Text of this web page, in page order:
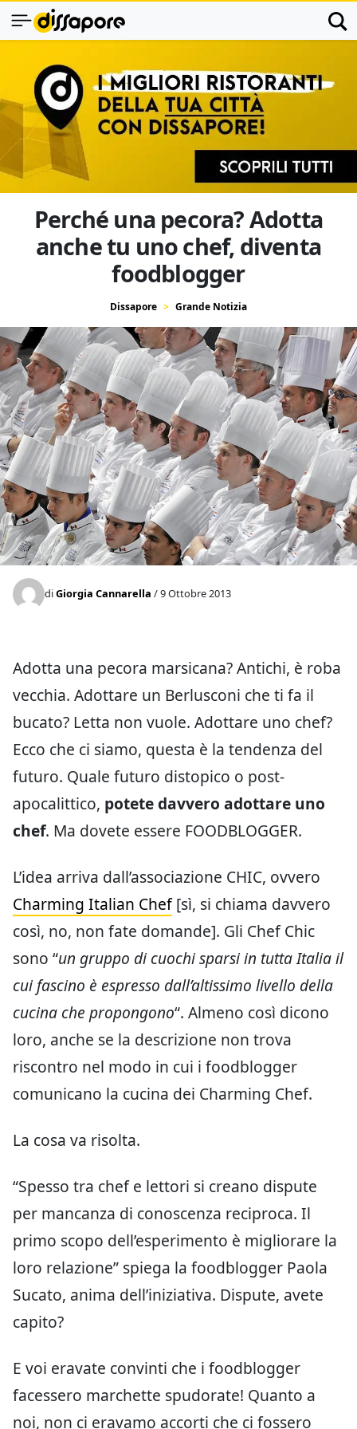
Perché una pecora? Adotta
anche tu uno chef, diventa
foodblogger
Dissapore Grande Notizia
diGiorgia Cannarella / 9 Ottobre 2013
Adotta una pecora marsicana? Antichi, è roba
vecchia. Adottare un Berlusconi che ti fa il
bucato? Letta non vuole. Adottare uno chef?
Ecco che ci siamo, questa è la tendenza del
futuro. Quale futuro distopico o post-
apocalittico, potete davvero adottare uno
chef. Ma dovete essere FOODBLOGGER.
L’idea arriva dall’associazione CHIC, ovvero
Charming Italian Chef[sì, si chiama davvero
così, no, non fate domande]. Gli Chef Chic
sono “un gruppo di cuochi sparsi in tutta Italia il
cui fascino è espresso dall’altissimo livello della
cucina che propongono“. Almeno così dicono
loro, anche se la descrizione non trova
riscontro nel modo in cui i foodblogger
comunicano la cucina dei Charming Chef.
La cosa va risolta.
“Spesso tra chef e lettori si creano dispute
per mancanza di conoscenza reciproca. Il
primo scopo dell’esperimento è migliorare la
loro relazione” spiega la foodblogger Paola
Sucato, anima dell’iniziativa. Dispute, avete
capito?
E voi eravate convinti che i foodblogger
facessero marchette spudorate! Quanto a
noi, non ci eravamo accorti che ci fossero